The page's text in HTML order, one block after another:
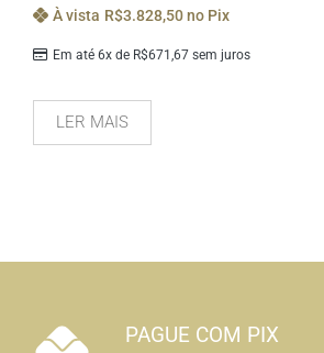
Em até 6x de R$671,67sem juros
À vista R$3.828,50 no Pix
LER MAIS
PAGUE COM PIX